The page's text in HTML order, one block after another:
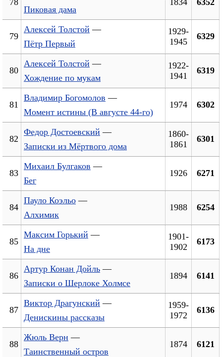
Пиковая дама
79
Алексей Толстой —
Пётр Первый
1929-
1945
6329
80
Алексей Толстой —
Хождение по мукам
1922-
1941
6319
81
Владимир Богомолов —
Момент истины (В августе 44-го)
1974 6302
82
Федор Достоевский —
Записки из Мёртвого дома
1860-
1861
6301
83
Михаил Булгаков —
Бег
1926 6271
84
Пауло Коэльо —
Алхимик
1988 6254
85
Максим Горький —
На дне
1901-
1902
6173
86
Артур Конан Дойль —
Записки о Шерлоке Холмсе
1894 6141
87
Виктор Драгунский —
Денискины рассказы
1959-
1972
6136
88
Жюль Верн —
Таинственный остров
1874 6121